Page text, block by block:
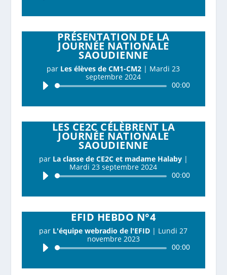
PRÉSENTATION DE LA
JOURNÉE NATIONALE
SAOUDIENNE
par Les élèves de CM1-CM2 | Mardi 23
septembre 2024
Lecteur
00:00
LES CE2C CÉLÈBRENT LA
JOURNÉE NATIONALE
SAOUDIENNE
par La classe de CE2C et madame Halaby|
Mardi 23 septembre 2024
Lecteur
00:00
EFID HEBDO N°4
par L'équipe webradio de l'EFID | Lundi 27
novembre 2023
Lecteur
00:00